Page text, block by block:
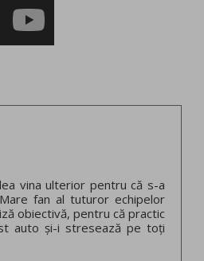
vina ulterior pentru că s-a
fan al tuturor echipelor
obiectivă, pentru că practic
auto și-i stresează pe toți